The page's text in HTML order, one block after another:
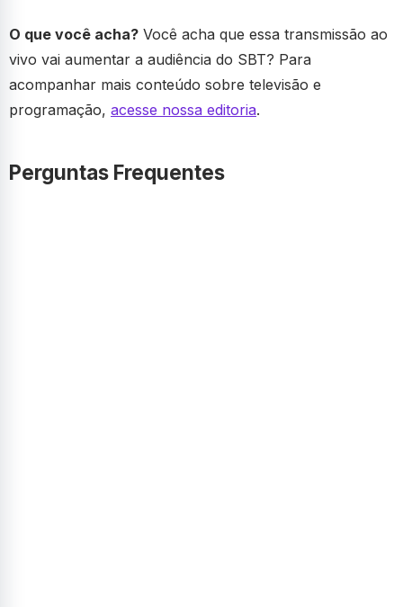
O que você acha? Você acha que essa transmissão ao
vivo vai aumentar a audiência do SBT? Para
acompanhar mais conteúdo sobre televisão e
programação, acesse nossa editoria.
Perguntas Frequentes